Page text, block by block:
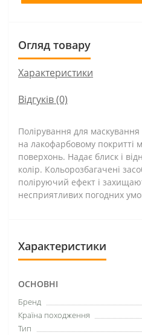
Огляд товару
Характеристики
Відгуків (0)
Полірування для
на лакофарбовому покритті
поверхонь. Надає блиск і
колір. Кольорозбагачені
поліруючий ефект і
несприятливих погодних
Характеристики
ОСНОВНІ
Бренд
Країна походження
Тип